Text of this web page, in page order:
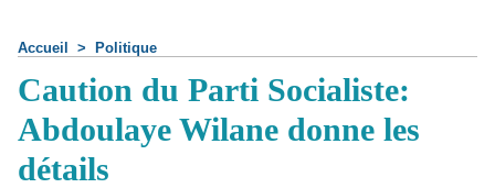
Accueil > Politique
Caution du Parti Socialiste:
Abdoulaye Wilane donne les
détails